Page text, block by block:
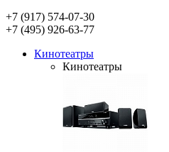
+7 (917) 574-07-30
+7 (495) 926-63-77
Кинотеатры
Кинотеатры